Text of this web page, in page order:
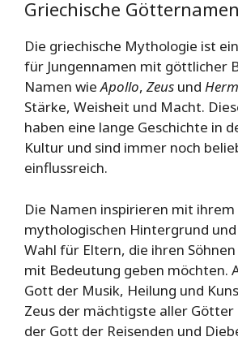
Griechische
Die griechische Mythologie ist
für Jungennamen mit göttlicher
Namen wieApollo, Zeus und
Stärke, Weisheit und Macht.
haben eine lange Geschichte in
Kultur und sind immer noch
einflussreich.
Die Namen inspirieren mit ihrem
mythologischen Hintergrund
Wahl für Eltern, die ihren
mit Bedeutung geben möchten.
Gott der Musik, Heilung und
Zeus der mächtigste aller
der Gott der Reisenden und